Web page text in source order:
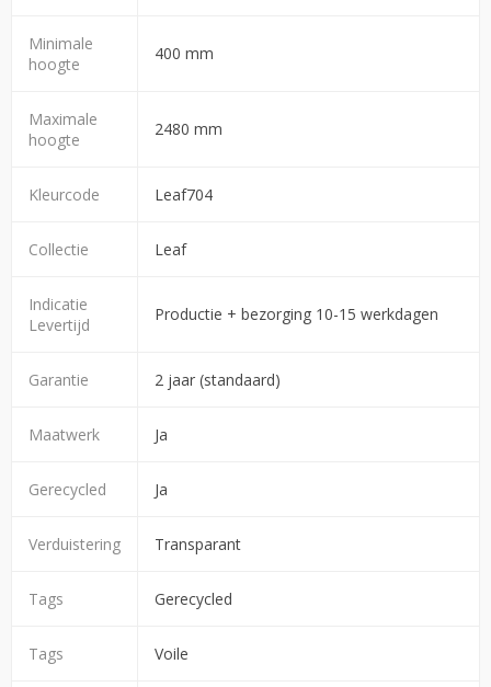
Minimale
hoogte
400 mm
Maximale
hoogte
2480 mm
Kleurcode Leaf704
Collectie Leaf
Indicatie
Levertijd
Productie + bezorging 10-15 werkdagen
Garantie 2 jaar (standaard)
Maatwerk Ja
Gerecycled Ja
Verduistering Transparant
Tags Gerecycled
Tags Voile